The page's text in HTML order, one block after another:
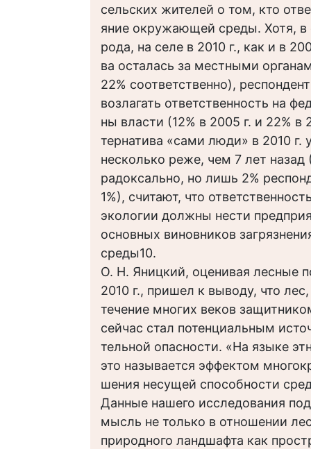
сельских жителей о том, кто
яние окружающей среды. Хотя, в
рода, на селе в 2010 г., как и в
ва осталась за местными
22% соответственно),
возлагать ответственность на
ны власти (12% в 2005 г. и 22% в
тернатива «сами люди» в 2010 г.
несколько реже, чем 7 лет назад
радоксально, но лишь 2%
1%), считают, что
экологии должны нести
основных виновников
среды10.
О. Н. Яницкий, оценивая лесные
2010 г., пришел к выводу, что
течение многих веков
сейчас стал потенциальным
тельной опасности. «На языке
это называется эффектом
шения несущей способности
Данные нашего исследования
мысль не только в отношении
природного ландшафта как